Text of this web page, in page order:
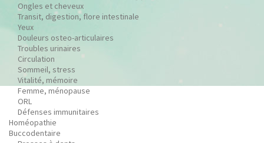
Ongles et cheveux
Transit, digestion, flore intestinale
Yeux
Douleurs osteo-articulaires
Troubles urinaires
Circulation
Sommeil, stress
Vitalité, mémoire
Femme, ménopause
ORL
Défenses immunitaires
Homéopathie
Buccodentaire